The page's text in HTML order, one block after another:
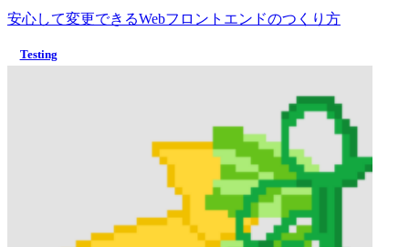
安心して変更できるWebフロントエンドのつくり方
Testing